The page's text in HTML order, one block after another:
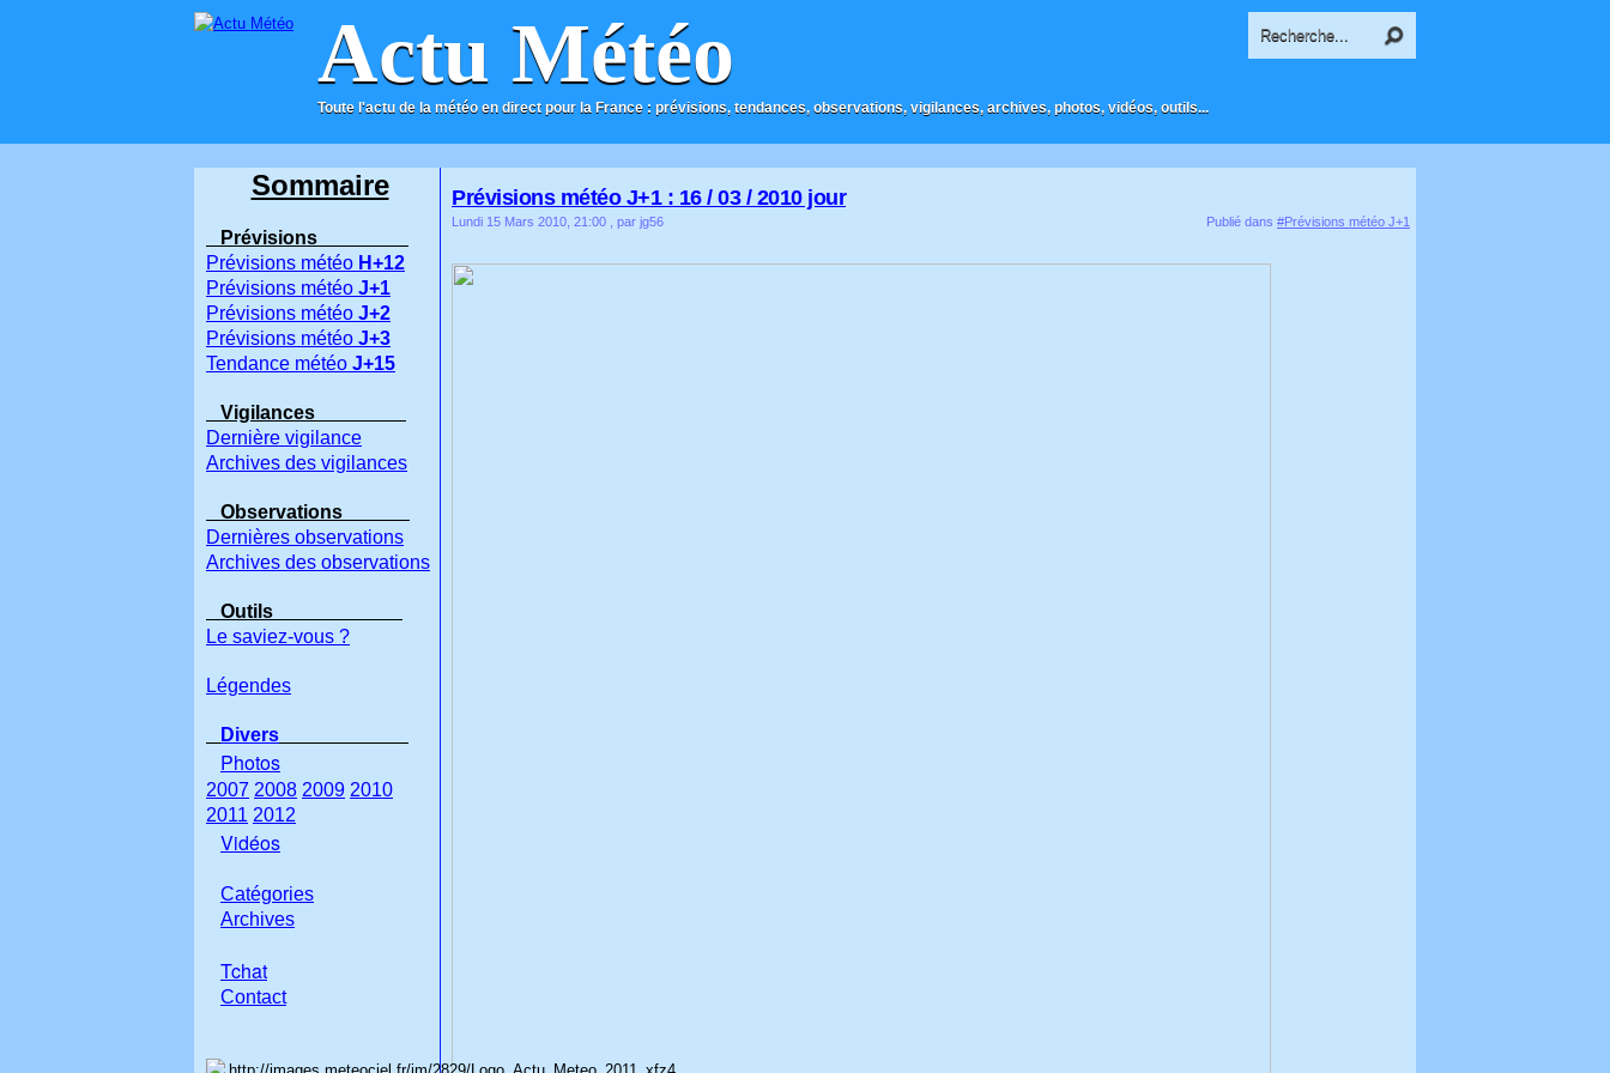
Actu Météo
Toute l'actu de la météo en direct pour la France : prévisions, tendances, observations, vigilances, archives, photos, vidéos, outils...
ACCUEIL CONTACT
Prévisions météo J+1 : 16 / 03 / 2010 jour
Lundi 15 Mars 2010, 21:00 , par jg56 Publié dans #Prévisions météo J+1
Sommaire
Prévisions
Prévisions météo H+12
Prévisions météo J+1
Prévisions météo J+2
Prévisions météo J+3
Tendance météo J+15
Vigilances
Dernière vigilance
Archives des vigilances
Observations
Dernières observations
Archives des observations
Outils
Le saviez-vous ?
Légendes
Divers
Photos
2007 2008 2009 2010
2011 2012
Vidéos
Catégories
Archives
Tchat
Contact